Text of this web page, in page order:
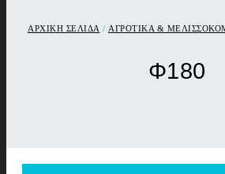
ΑΡΧΙΚΉ ΣΕΛΊΔΑ / ΑΓΡΟΤΙΚΑ &
Φ180